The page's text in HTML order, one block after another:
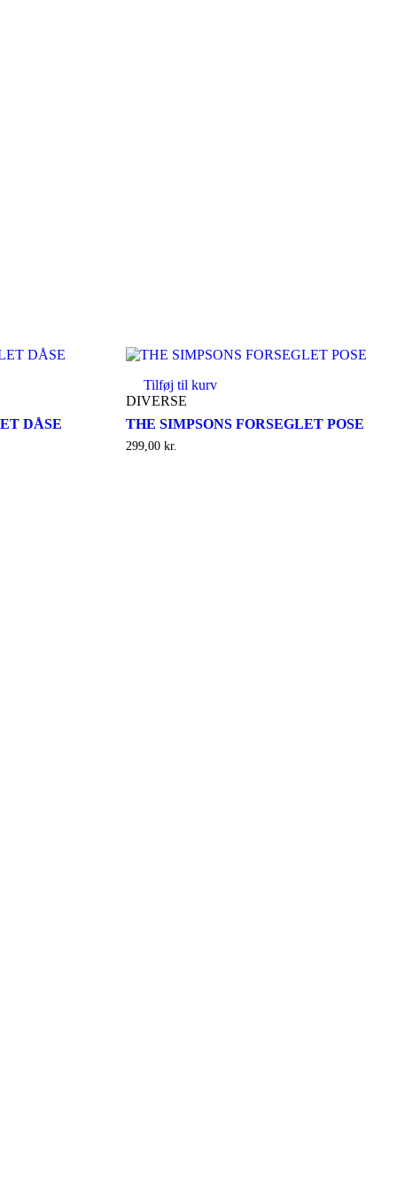
DÅSE
Tilføj til kurv
DIVERSE
THE SIMPSONS FORSEGLET POSE
299,00 kr.